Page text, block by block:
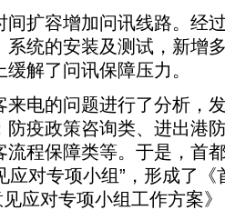
扩容增加问讯线路。经
系统的安装及测试，新增
解了问讯保障压力。
电的问题进行了分析，
防疫政策咨询类、进出港
流程保障类等。于是，首
应对专项小组”，形成了
应对专项小组工作方案